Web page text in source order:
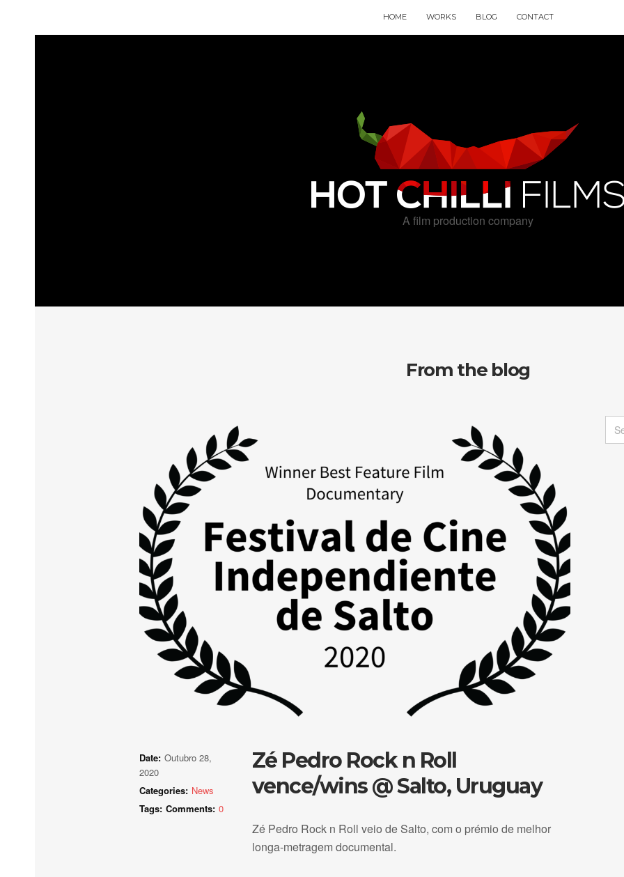
HOME WORKS BLOG CONTACT
A film production company
From the blog
Date: Outubro 28,
2020
Categories: News
Tags: Comments: 0
Zé Pedro Rock n Roll
vence/wins @ Salto, Uruguay
Zé Pedro Rock n Roll veio de Salto, com o prémio de melhor
longa-metragem documental.
for: